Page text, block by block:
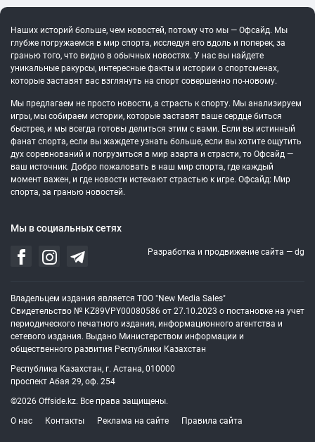
Наших историй больше, чем новостей, потому что мы — Офсайд. Мы
глубже погружаемся в мир спорта, исследуя его вдоль и поперек, за
гранью того, что видно в обычных новостях. У нас вы найдете
уникальные ракурсы, интересные факты и истории о спортсменах,
которые заставят вас взглянуть на спорт совершенно по-новому.
Мы предлагаем не просто новости, а страсть к спорту. Мы анализируем
игры, мы собираем истории, которые заставят ваше сердце биться
быстрее, и мы всегда готовы делиться этим с вами. Если вы истинный
фанат спорта, если вы жаждете узнать больше, если вы хотите ощутить
дух соревнований и погрузиться в мир азарта и страсти, то Офсайд —
ваш источник. Добро пожаловать в наш мир спорта, где каждый
момент важен, и где новости истекают страстью к игре. Офсайд: Мир
спорта, за гранью новостей.
Мы в социальных сетях
Разработка и продвижение сайта — dg
Владельцем издания является ТОО "New Media Sales"
Свидетельство № KZ89VPY00080586 от 27.10.2023 о постановке на учет
периодического печатного издания, информационного агентства и
сетевого издания. Выдано Министерством информации и
общественного развития Республики Казахстан
Республика Казахстан, г. Астана, 010000
проспект Абая 29, оф. 254
©2026 Offside.kz. Все права защищены.
О нас
Контакты Реклама на сайте Правила сайта